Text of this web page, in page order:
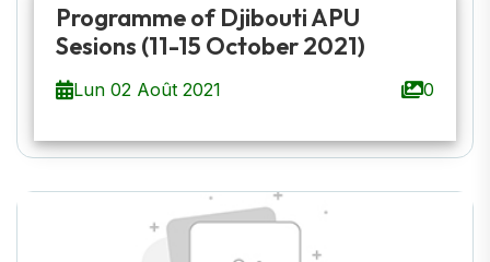
Programme of Djibouti APU
Sesions (11-15 October 2021)
Lun 02 Août 2021 0